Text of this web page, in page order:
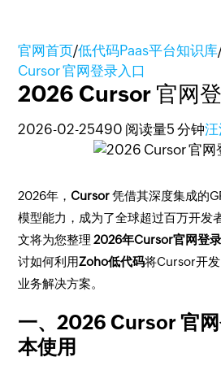
官网首页/低代码Paas平台知识库
Cursor 官网登录入口
2026 Cursor 官网
2026-02-25490 阅读量5 分钟
2026年，Cursor凭借其深度集成的
模型能力，成为了全球超过百万开发
文将为您整理2026年Cursor官网登
讨如何利用Zoho低代码将Cursor开
业务解决方案。
一、2026 Cursor 官
本使用